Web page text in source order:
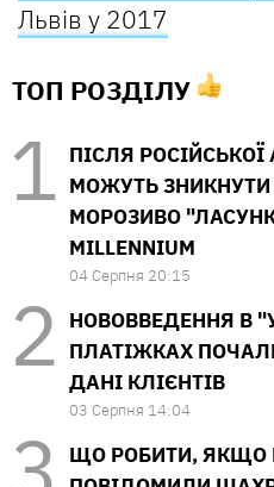
Львів у 2017
ТОП РОЗДІЛУ
ПІСЛЯ
МОЖУТЬ ЗНИКНУТИ
МОРОЗИВО
MILLENNIUM
04 Серпня 20:15
НОВОВВЕДЕННЯ В
ПЛАТІЖКАХ
ДАНІ КЛІЄНТІВ
03 Серпня 14:04
ЩО РОБИТИ, ЯКЩО